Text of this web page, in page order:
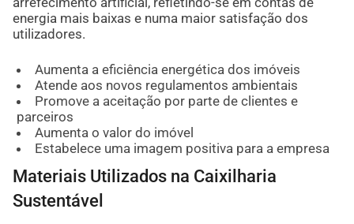
energia mais baixas e numa maior satisfação dos
utilizadores.
Aumenta a eficiência energética dos imóveis
Atende aos novos regulamentos ambientais
Promove a aceitação por parte de clientes e
parceiros
Aumenta o valor do imóvel
Estabelece uma imagem positiva para a empresa
Materiais Utilizados na Caixilharia
Sustentável